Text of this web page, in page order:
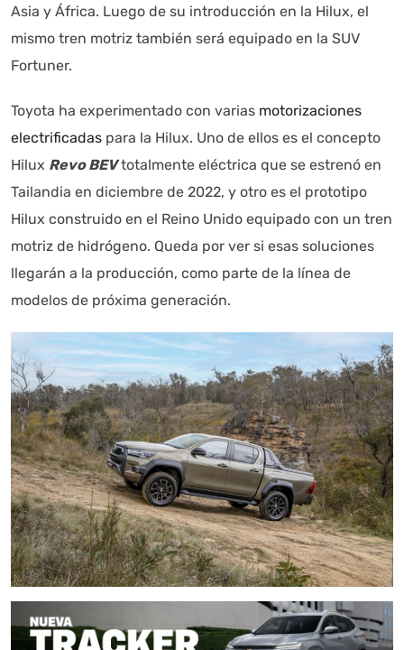
Asia y África. Luego de su introducción en la Hilux, el
mismo tren motriz también será equipado en la SUV
Fortuner.
Toyota ha experimentado con varias motorizaciones
electrificadas para la Hilux. Uno de ellos es el concepto
Hilux Revo BEVtotalmente eléctrica que se estrenó en
Tailandia en diciembre de 2022, y otro es el prototipo
Hilux construido en el Reino Unido equipado con un tren
motriz de hidrógeno. Queda por ver si esas soluciones
llegarán a la producción, como parte de la línea de
modelos de próxima generación.